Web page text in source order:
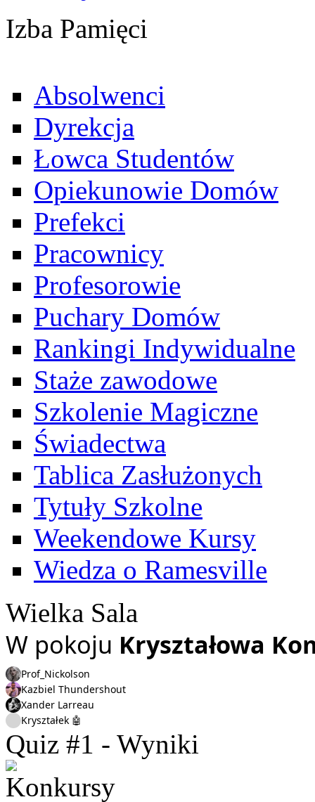
Izba Pamięci
Absolwenci
Dyrekcja
Łowca Studentów
Opiekunowie Domów
Prefekci
Pracownicy
Profesorowie
Puchary Domów
Rankingi Indywidualne
Staże zawodowe
Szkolenie Magiczne
Świadectwa
Tablica Zasłużonych
Tytuły Szkolne
Weekendowe Kursy
Wiedza o Ramesville
Wielka Sala
W pokoju Kryształowa
Prof_Nickolson
Kazbiel Thundershout
Xander Larreau
Kryształek 🤖
Quiz #1 - Wyniki